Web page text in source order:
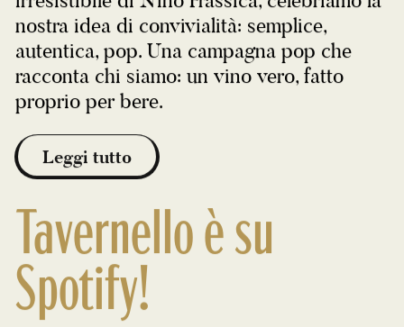
nostra idea di convivialità: semplice,
autentica, pop. Una campagna pop che
racconta chi siamo: un vino vero, fatto
proprio per bere.
Leggi tutto
Tavernello è su
Spotify!